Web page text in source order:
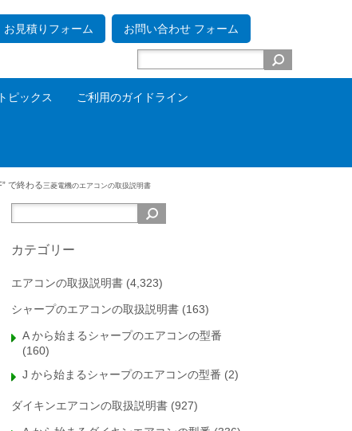
お見積りフォーム お問い合わせ フォーム
トピックス ご利用のガイドライン
で終わる三菱電機のエアコンの取扱説明書
カテゴリー
エアコンの取扱説明書 (4,323)
シャープのエアコンの取扱説明書 (163)
A から始まるシャープのエアコンの型番
(160)
J から始まるシャープのエアコンの型番 (2)
ダイキンエアコンの取扱説明書 (927)